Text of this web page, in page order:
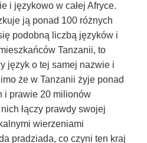
i językowo w całej Afryce.
ją ponad 100 różnych
podobną liczbą języków i
Tanzanii, to
język o tej samej nazwie i
że w Tanzanii żyje ponad
i prawie 20 milionów
łączy prawdy swojej
wierzeniami
pradziada, co czyni ten kraj